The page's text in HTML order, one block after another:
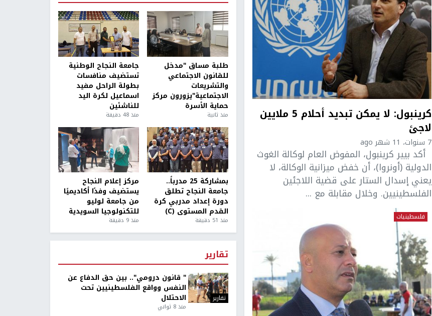
كرينبول: لا يمكن تبديد أحلام 5 ملايين
لاجئ
7 سنوات، 11 شهر ago
أكد بيير كرينبول، المفوض العام لوكالة الغوث
الدولية (أونروا)، أن خفض ميزانية الوكالة، لا
يعني إسدال الستار على قضية اللاجئين
الفلسطينيين. وخلال مقابلة مع ...
فلسطينيات
طلبة مساق "مدخل
للقانون الاجتماعي
والتشريعات
الاجتماعية"يزورون مركز
حماية الأسرة
منذ ثانية
جامعة النجاح الوطنية
تستضيف منافسات
بطولة الراحل مفيد
اسماعيل لكرة اليد
للناشئين
منذ 48 دقيقة
بمشاركة 25 مدرباً..
جامعة النجاح تطلق
دورة إعداد مدربي كرة
القدم المستوى (C)
منذ 51 دقيقة
مركز إعلام النجاح
يستضيف وفدًا أكاديميًا
من جامعة لوليو
للتكنولوجيا السويدية
منذ 9 دقيقة
تقارير
تقارير
" قانون درومي".. بين حق الدفاع عن
النفس وواقع الفلسطينيين تحت
الاحتلال
منذ 8 ثواني